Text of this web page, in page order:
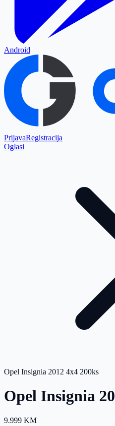
Android
PrijavaRegistracija
Oglasi
Opel Insignia 2012 4x4 200ks
Opel Insignia
9.999 KM